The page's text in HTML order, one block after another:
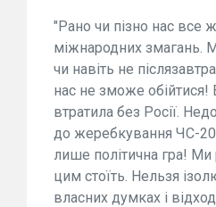
"Рано чи пізно нас все
міжнародних змагань.
чи навіть не
нас не зможе обійтися!
втратила без Росії.
до жеребкування ЧС-
лише політична гра! Ми
цим стоїть. Нельзя
власних думках і